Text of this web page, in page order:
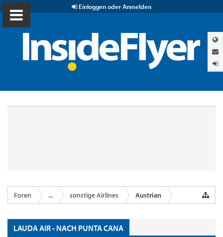
Einloggen oder Anmelden
Foren ... sonstige Airlines Austrian
LAUDA AIR - NACH PUNTA CANA